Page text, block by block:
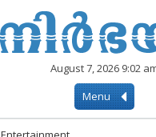
August 7, 2026 9:02
Menu